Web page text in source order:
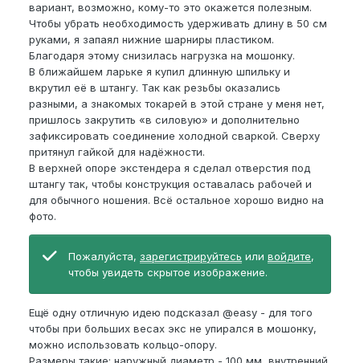
вариант, возможно, кому-то это окажется полезным.
Чтобы убрать необходимость удерживать длину в 50 см
руками, я запаял нижние шарниры пластиком.
Благодаря этому снизилась нагрузка на мошонку.
В ближайшем ларьке я купил длинную шпильку и
вкрутил её в штангу. Так как резьбы оказались
разными, а знакомых токарей в этой стране у меня нет,
пришлось закрутить «в силовую» и дополнительно
зафиксировать соединение холодной сваркой. Сверху
притянул гайкой для надёжности.
В верхней опоре экстендера я сделал отверстия под
штангу так, чтобы конструкция оставалась рабочей и
для обычного ношения. Всё остальное хорошо видно на
фото.
Пожалуйста, зарегистрируйтесь или войдите,
чтобы увидеть скрытое изображение.
Ещё одну отличную идею подсказал @easy - для того
чтобы при больших весах экс не упирался в мошонку,
можно использовать кольцо-опору.